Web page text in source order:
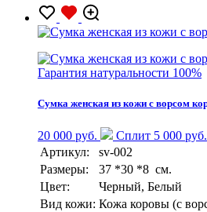
Гарантия натуральности 100%
Сумка женская из кожи с ворсом
20 000 руб.
Сплит 5 000 руб.
Артикул:
sv-002
Размеры:
37 *30 *8 см.
Цвет:
Черный, Белый
Вид кожи: Кожа коровы (с